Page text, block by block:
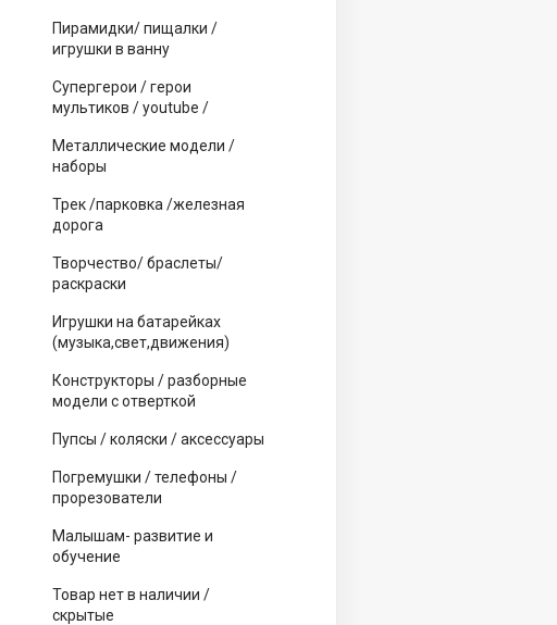
Пирамидки/ пищалки /
игрушки в ванну
Супергерои / герои
мультиков / youtube /
Металлические модели /
наборы
Трек /парковка /железная
дорога
Творчество/ браслеты/
раскраски
Игрушки на батарейках
(музыка,свет,движения)
Конструкторы / разборные
модели с отверткой
Пупсы / коляски / аксессуары
Погремушки / телефоны /
прорезователи
Малышам- развитие и
обучение
Товар нет в наличии /
скрытые